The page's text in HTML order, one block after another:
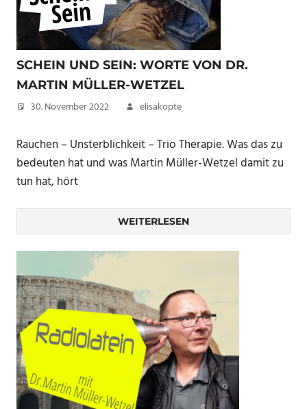
SCHEIN UND SEIN: WORTE VON DR.
MARTIN MÜLLER-WETZEL
30. November 2022 elisakopte
Rauchen – Unsterblichkeit – Trio Therapie. Was das zu
bedeuten hat und was Martin Müller-Wetzel damit zu
tun hat, hört
WEITERLESEN